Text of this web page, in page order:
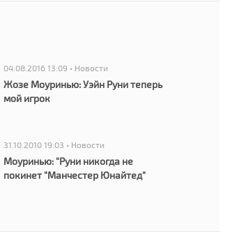
04.08.2016 13:09 • Новости
Жозе Моуринью: Уэйн Руни теперь
мой игрок
31.10.2010 19:03 • Новости
Моуринью: "Руни никогда не
покинет "Манчестер Юнайтед"